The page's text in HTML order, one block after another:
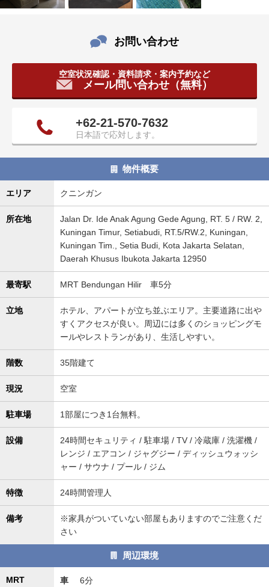
報
お問い合わせ
空室状況確認・資料請求・案内予約など
メール問い合わせ（無料）
+62-21-570-7632
日本語で応対します。
物件概要
エリア クニンガン
所在地
Jalan Dr. Ide Anak Agung Gede Agung, RT. 5 / RW. 2,
Kuningan Timur, Setiabudi, RT.5/RW.2, Kuningan,
Kuningan Tim., Setia Budi, Kota Jakarta Selatan,
Daerah Khusus Ibukota Jakarta 12950
最寄駅 MRT Bendungan Hilir 車5分
立地
ホテル、アパートが立ち並ぶエリア。主要道路に出や
すくアクセスが良い。周辺には多くのショッピングモ
ールやレストランがあり、生活しやすい。
階数 35階建て
現況 空室
駐車場 1部屋につき1台無料。
設備
24時間セキュリティ / 駐車場 / TV / 冷蔵庫 / 洗濯機 /
レンジ / エアコン / ジャグジー / ディッシュウォッシ
ャー / サウナ / プール / ジム
特徴 24時間管理人
備考
※家具がついていない部屋もありますのでご注意くだ
さい
周辺環境
MRT
車 6分